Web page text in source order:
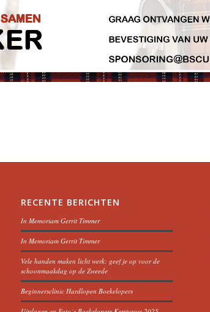
RECENTE BERICHTEN
In Memoriam Gerrit Timmer
In Memoriam Gerrit Timmer
Vele handen maken licht werk: geef je op voor de
schoonmaakdag op de Zweede
Beginnersclinic Hardlopen Boekelopers